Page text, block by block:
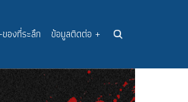
องที่ระลึก ข้อมูลติดต่อ +